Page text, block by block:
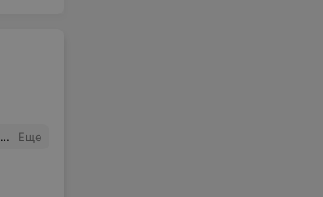
Еще